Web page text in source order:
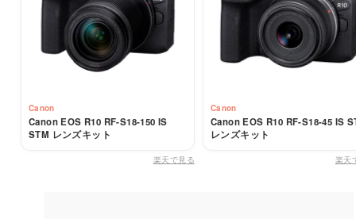
Canon
Canon EOS R10 RF-S18-150 IS
STM レンズキット
楽天で見る
Canon
Canon EOS R10 RF-S18-45 IS
レンズキット
楽天